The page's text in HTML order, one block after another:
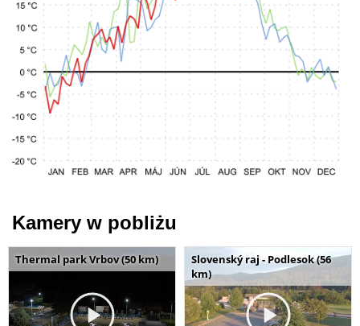
Kamery w pobliżu
Thermal park Vrbov (50 km)
Slovenský raj - Podlesok (56
km)